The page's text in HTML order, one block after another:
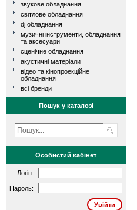
звукове обладнання
світлове обладнання
dj обладнання
музичні інструменти, обладнання
та аксесуари
сценічне обладнання
акустичні матеріали
відео та кінопроекційне
обладнання
всі бренди
Пошук у каталозі
Особистий кабінет
Логін:
Пароль: